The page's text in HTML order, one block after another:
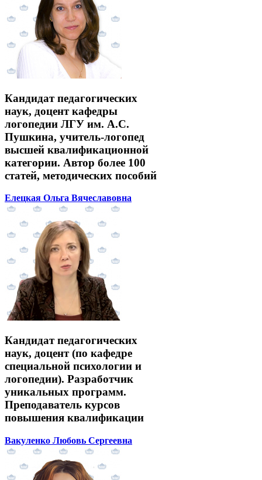
Кандидат педагогических
наук, доцент кафедры
логопедии ЛГУ им. А.С.
Пушкина, учитель-логопед
высшей квалификационной
категории. Автор более 100
статей, методических пособий
Елецкая Ольга Вячеславовна
Кандидат педагогических
наук, доцент (по кафедре
специальной психологии и
логопедии). Разработчик
уникальных программ.
Преподаватель курсов
повышения квалификации
Вакуленко Любовь Сергеевна